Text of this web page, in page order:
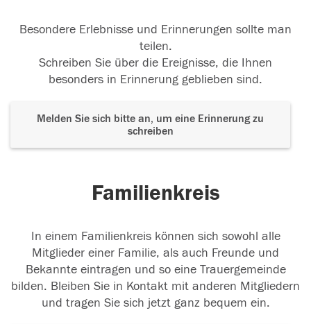
Besondere Erlebnisse und Erinnerungen sollte man
teilen.
Schreiben Sie über die Ereignisse, die Ihnen
besonders in Erinnerung geblieben sind.
Melden Sie sich bitte an, um eine Erinnerung zu
schreiben
Familienkreis
In einem Familienkreis können sich sowohl alle
Mitglieder einer Familie, als auch Freunde und
Bekannte eintragen und so eine Trauergemeinde
bilden. Bleiben Sie in Kontakt mit anderen Mitgliedern
und tragen Sie sich jetzt ganz bequem ein.